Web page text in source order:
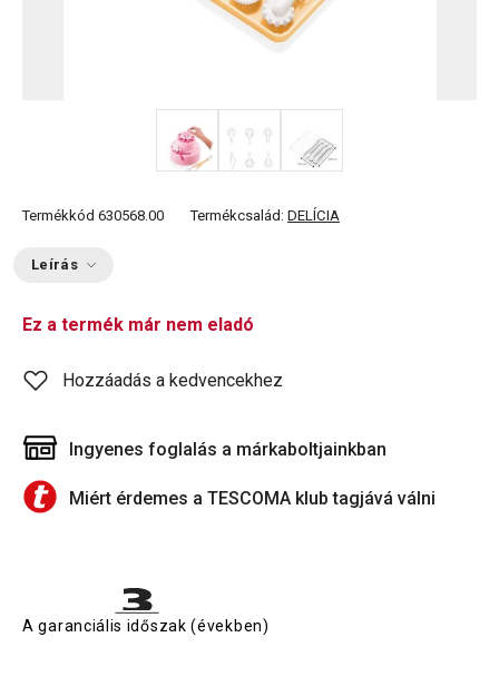
Termékkód 630568.00 Termékcsalád: DELÍCIA
Leírás
Ez a termék már nem eladó
Hozzáadás a kedvencekhez
Ingyenes foglalás a márkaboltjainkban
Miért érdemes a TESCOMA klub tagjává válni
A garanciális időszak (években)